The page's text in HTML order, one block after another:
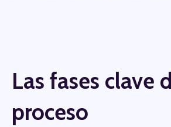
Las fases clave
proceso